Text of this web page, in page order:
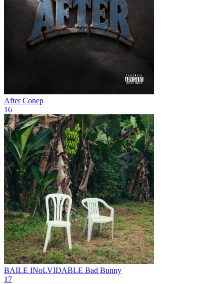
After Conep
16
BAILE INoLVIDABLE Bad Bunny
17